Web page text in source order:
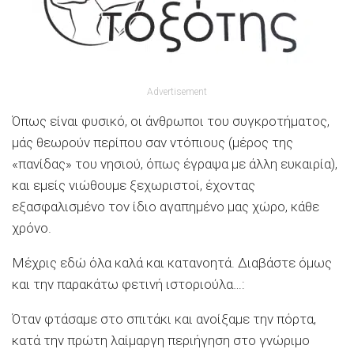
Advertisement
Όπως είναι φυσικό, οι άνθρωποι του συγκροτήματος,
μάς θεωρούν περίπου σαν ντόπιους (μέρος της
«πανίδας» του νησιού, όπως έγραψα με άλλη ευκαιρία),
και εμείς νιώθουμε ξεχωριστοί, έχοντας
εξασφαλισμένο τον ίδιο αγαπημένο μας χώρο, κάθε
χρόνο.
Μέχρις εδώ όλα καλά και κατανοητά. Διαβάστε όμως
και την παρακάτω φετινή ιστοριούλα…:
Όταν φτάσαμε στο σπιτάκι και ανοίξαμε την πόρτα,
κατά την πρώτη λαίμαργη περιήγηση στο γνώριμο